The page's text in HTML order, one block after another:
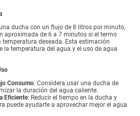
ducha con un flujo de 8 litros por minuto,
aproximada de 6 a 7 minutos si el termo
temperatura deseada. Esta estimación
la temperatura del agua y el uso de agua
Consumo: Considera usar una ducha de
la duración del agua caliente.
Eficiente: Reducir el tiempo en la ducha y
puede ayudarte a aprovechar mejor el agua